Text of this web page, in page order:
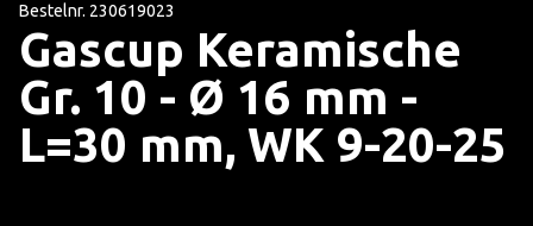
Bestelnr. 230619023
Gascup Keramische
Gr. 10 - Ø 16 mm -
L=30 mm, WK 9-20-25